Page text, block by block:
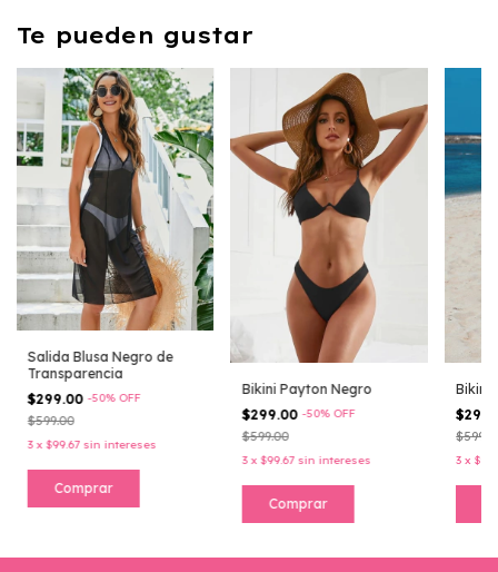
Te pueden gustar
Salida Blusa Negro de
Transparencia
$299.00 -50% OFF
$599.00
3 x$99.67 sin intereses
Comprar
Bikini Payton Negro
$299.00 -50% OFF
$599.00
3 x$99.67 sin intereses
Comprar
Bikini
3 x